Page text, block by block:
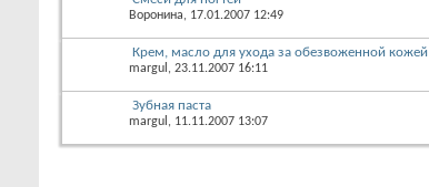
Воронина, 17.01.2007 12:49
Крем, масло для ухода за обезвоженной кожей
margul , 23.11.2007 16:11
Зубная паста
margul , 11.11.2007 13:07